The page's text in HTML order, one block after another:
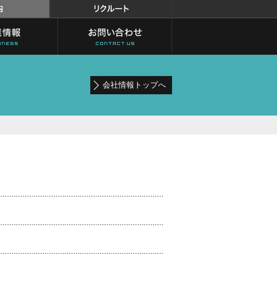
会社情報トップへ